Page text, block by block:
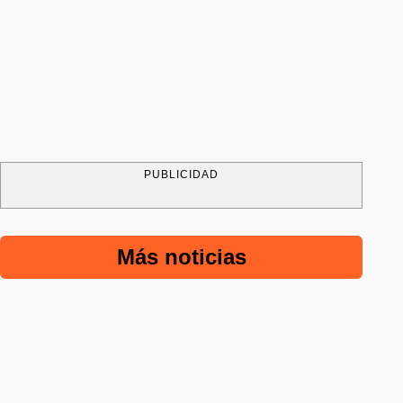
PUBLICIDAD
Más noticias